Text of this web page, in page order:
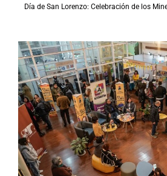
Día de San Lorenzo: Celebración de los